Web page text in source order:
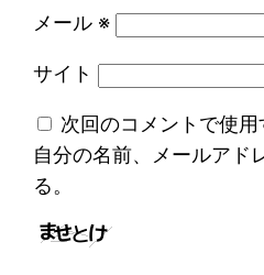
メール ※
サイト
次回のコメントで使
自分の名前、メールアド
る。